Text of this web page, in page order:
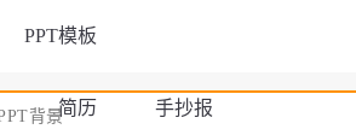
PPT模板
简历 手抄报